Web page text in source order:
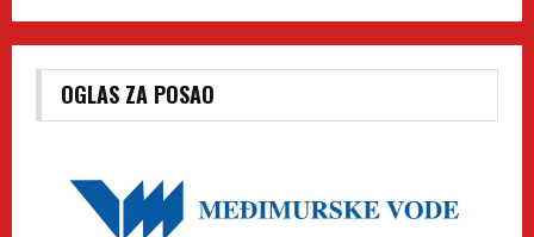
OGLAS ZA POSAO